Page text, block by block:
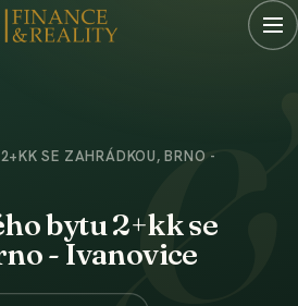
SE ZAHRÁDKOU, BRNO -
bytu 2+kk se
- Ivanovice